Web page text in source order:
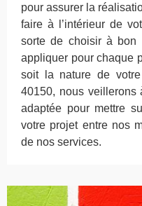
pour assurer la
faire à l’intérieur de
sorte de choisir à bon
appliquer pour chaque
soit la nature de
40150, nous veillerons
adaptée pour mettre
votre projet entre nos
de nos services.